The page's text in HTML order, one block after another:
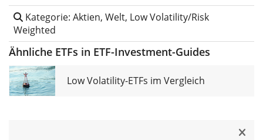
Kategorie: Aktien, Welt, Low Volatility/Risk
Weighted
Ähnliche ETFs in ETF-Investment-Guides
Low Volatility-ETFs im Vergleich